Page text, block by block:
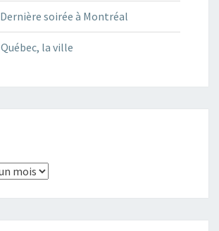
Dernière soirée à Montréal
Québec, la ville